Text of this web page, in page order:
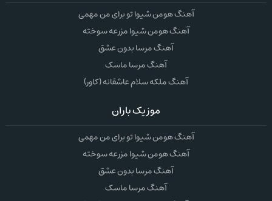
آهنگ هومن شیوا تو برای من مهمی
آهنگ هومن شیوا مزرعه سوخته
آهنگ مرسا بدون عشق
آهنگ مرسا ماسک
آهنگ ملکه سلام عاشقانه (کاور)
موزیک باران
آهنگ هومن شیوا تو برای من مهمی
آهنگ هومن شیوا مزرعه سوخته
آهنگ مرسا بدون عشق
آهنگ مرسا ماسک